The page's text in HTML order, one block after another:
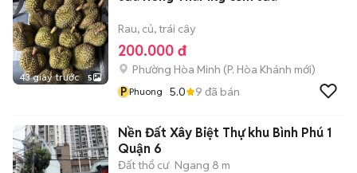
43 giây trước 5
Rau, củ, trái cây
200.000 đ
Phường Hòa Minh (P. Hòa Khánh mới)
P Phuong 5.0 9 đã bán
Nền Đất Xây Biệt Thự khu Bình Phú 1
Quận 6
Đất thổ cư Ngang 8 m